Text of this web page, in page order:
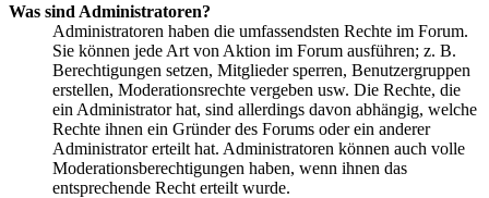
Was sind Administratoren?
Administratoren haben die umfassendsten Rechte im Forum.
Sie können jede Art von Aktion im Forum ausführen; z. B.
Berechtigungen setzen, Mitglieder sperren, Benutzergruppen
erstellen, Moderationsrechte vergeben usw. Die Rechte, die
ein Administrator hat, sind allerdings davon abhängig, welche
Rechte ihnen ein Gründer des Forums oder ein anderer
Administrator erteilt hat. Administratoren können auch volle
Moderationsberechtigungen haben, wenn ihnen das
entsprechende Recht erteilt wurde.